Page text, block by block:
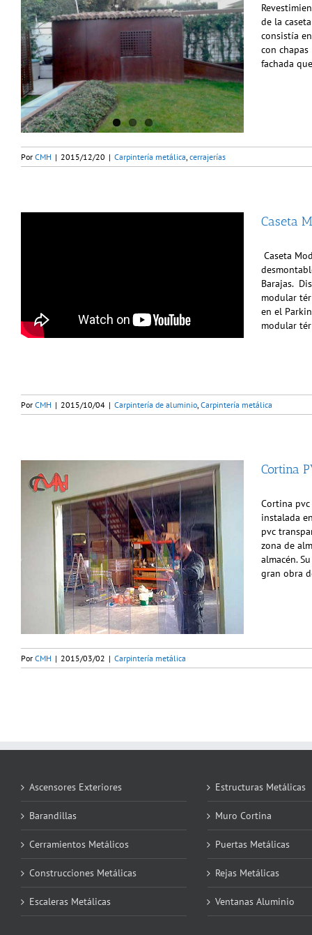
de la
consistía
con
fachada
Por CMH | 2015/12/20 | Carpintería metálica, cerrajerías
Caseta
Caseta
Barajas.
modular
en el
modular
Por CMH | 2015/10/04 | Carpintería de aluminio, Carpintería metálica
Cortina
Cortina
instalada
pvc
zona de
almacén.
gran obra
Por CMH | 2015/03/02 | Carpintería metálica
Ascensores Exteriores
Barandillas
Cerramientos Metálicos
Construcciones Metálicas
Escaleras Metálicas
Estructuras Metálicas
Muro Cortina
Puertas Metálicas
Rejas Metálicas
Ventanas Aluminio